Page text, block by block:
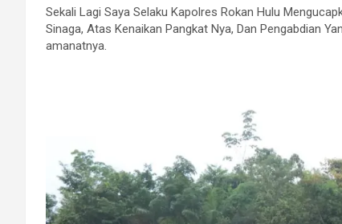
Sekali Lagi Saya Selaku Kapolres Rokan Hulu
Sinaga, Atas Kenaikan Pangkat Nya, Dan Pengabdian
amanatnya.